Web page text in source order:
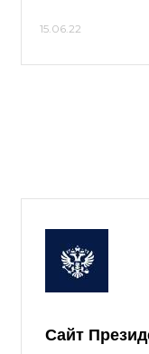
15.06.22
Сайт